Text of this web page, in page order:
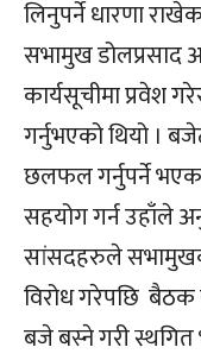
लिनुपर्ने धारणा
सभामुख डोलप्रसाद
कार्यसूचीमा प्रवेश
गर्नुभएको थियो ।
छलफल गर्नुपर्ने
सहयोग गर्न उहाँले
सांसदहरुले
विरोध गरेपछि बैठक
बजे बस्ने गरी